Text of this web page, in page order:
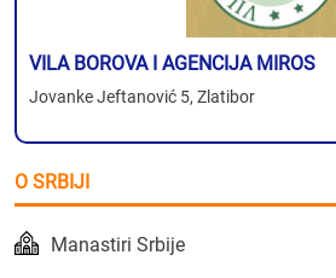
VILA BOROVA I AGENCIJA MIROS
Jovanke Jeftanović 5, Zlatibor
O SRBIJI
Manastiri Srbije